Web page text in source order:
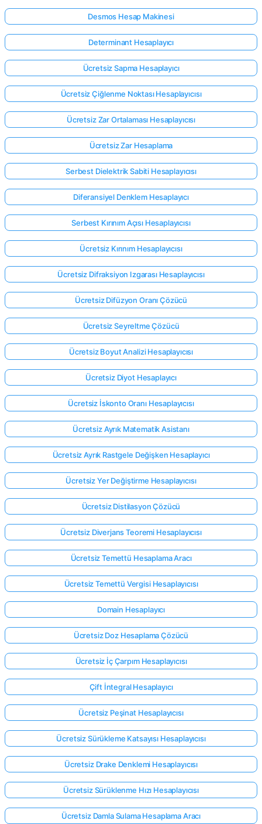
Buradan
yap!
Desmos Hesap Makinesi
Determinant Hesaplayıcı
Ücretsiz Sapma Hesaplayıcı
Ücretsiz Çiğlenme Noktası Hesaplayıcısı
Ücretsiz Zar Ortalaması Hesaplayıcısı
Ücretsiz Zar Hesaplama
Serbest Dielektrik Sabiti Hesaplayıcısı
Diferansiyel Denklem Hesaplayıcı
Serbest Kırınım Açısı Hesaplayıcısı
Ücretsiz Kırınım Hesaplayıcısı
Ücretsiz Difraksiyon Izgarası Hesaplayıcısı
Ücretsiz Difüzyon Oranı Çözücü
Ücretsiz Seyreltme Çözücü
Ücretsiz Boyut Analizi Hesaplayıcısı
Ücretsiz Diyot Hesaplayıcı
Ücretsiz İskonto Oranı Hesaplayıcısı
Ücretsiz Ayrık Matematik Asistanı
Ücretsiz Ayrık Rastgele Değişken Hesaplayıcı
Ücretsiz Yer Değiştirme Hesaplayıcısı
Ücretsiz Distilasyon Çözücü
Ücretsiz Diverjans Teoremi Hesaplayıcısı
Ücretsiz Temettü Hesaplama Aracı
Ücretsiz Temettü Vergisi Hesaplayıcısı
Domain Hesaplayıcı
Ücretsiz Doz Hesaplama Çözücü
Ücretsiz İç Çarpım Hesaplayıcısı
Çift İntegral Hesaplayıcı
Ücretsiz Peşinat Hesaplayıcısı
Ücretsiz Sürükleme Katsayısı Hesaplayıcısı
Ücretsiz Drake Denklemi Hesaplayıcısı
Ücretsiz Sürüklenme Hızı Hesaplayıcısı
Ücretsiz Damla Sulama Hesaplama Aracı